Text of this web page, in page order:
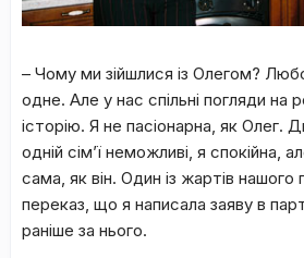
– Чому ми зійшлися із Олегом?
одне. Але у нас спільні погляди на
історію. Я не пасіонарна, як Олег.
одній сім’ї неможливі, я спокійна,
сама, як він. Один із жартів
переказ, що я написала заяву в
раніше за нього.